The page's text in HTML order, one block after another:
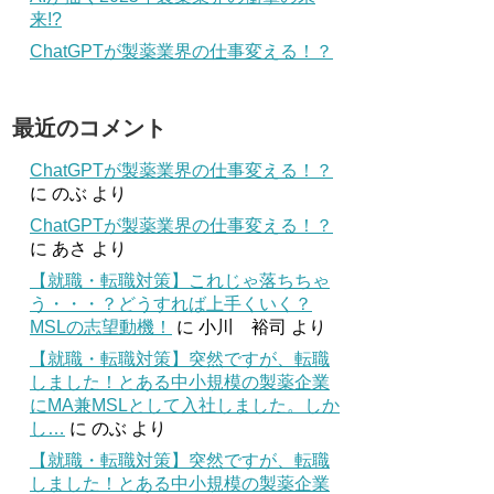
来!?
ChatGPTが製薬業界の仕事変える！？
最近のコメント
ChatGPTが製薬業界の仕事変える！？
に のぶ より
ChatGPTが製薬業界の仕事変える！？
に あさ より
【就職・転職対策】これじゃ落ちちゃ
う・・・？どうすれば上手くいく？
MSLの志望動機！
に 小川 裕司 より
【就職・転職対策】突然ですが、転職
しました！とある中小規模の製薬企業
にMA兼MSLとして入社しました。しか
し… に のぶ より
【就職・転職対策】突然ですが、転職
しました！とある中小規模の製薬企業